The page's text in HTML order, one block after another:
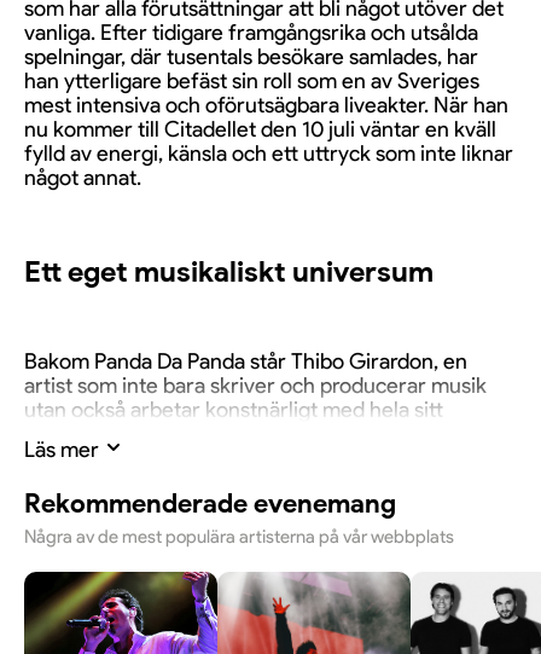
som har alla förutsättningar att bli något utöver det
vanliga. Efter tidigare framgångsrika och utsålda
spelningar, där tusentals besökare samlades, har
han ytterligare befäst sin roll som en av Sveriges
mest intensiva och oförutsägbara liveakter. När han
nu kommer till Citadellet den 10 juli väntar en kväll
fylld av energi, känsla och ett uttryck som inte liknar
något annat.
Ett eget musikaliskt universum
Bakom Panda Da Panda står Thibo Girardon, en
artist som inte bara skriver och producerar musik
utan också arbetar konstnärligt med hela sitt
estetik och personlighet går hand i hand. Sedan
unik plats på den svenska musikscenen och lockat
en publik som uppskattar det oväntade, det
personliga och det gränslösa.
Läs mer
Rekommenderade evenemang
Några av de mest populära artisterna på vår webbplats